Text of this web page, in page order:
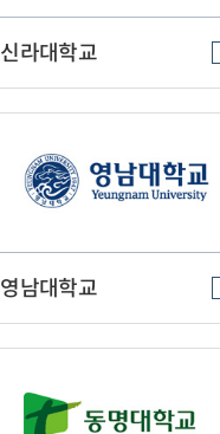
신라대학교
영남대학교